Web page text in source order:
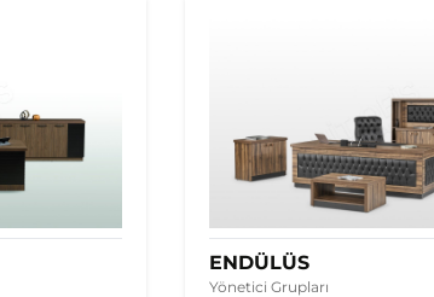
ENDÜLÜS
Yönetici Grupları